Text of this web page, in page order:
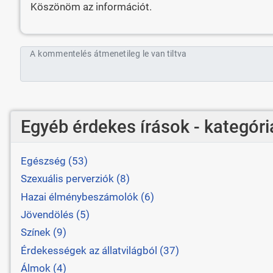
Köszönöm az információt.
A kommentelés átmenetileg le van tiltva
Egyéb érdekes írások -
Egészség (53)
Szexuális perverziók (8)
Hazai élménybeszámolók (6)
Jövendölés (5)
Színek (9)
Érdekességek az állatvilágból (37)
Álmok (4)